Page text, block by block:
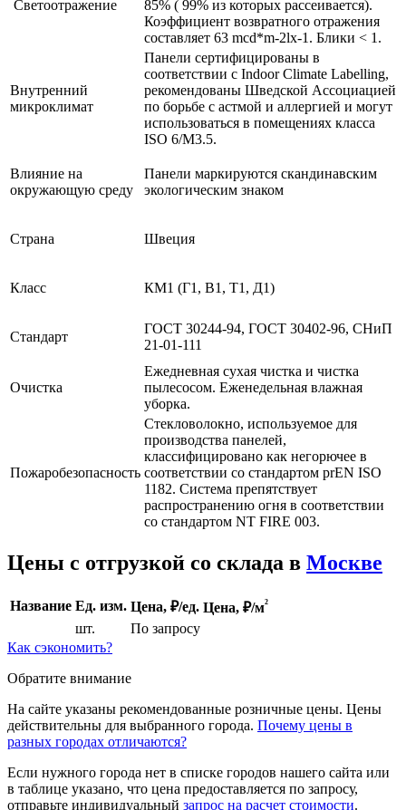
Светоотражение
85% ( 99% из которых рассеивается).
Коэффициент возвратного отражения
составляет 63 mcd*m-2lx-1. Блики < 1.
Внутренний
микроклимат
Панели сертифицированы в
соответствии с Indoor Climate Labelling,
рекомендованы Шведской Ассоциацией
по борьбе с астмой и аллергией и могут
использоваться в помещениях класса
ISO 6/M3.5.
Влияние на
окружающую среду
Панели маркируются скандинавским
экологическим знаком
Страна Швеция
Класс КМ1 (Г1, В1, Т1, Д1)
Стандарт
ГОСТ 30244-94, ГОСТ 30402-96, СНиП
21-01-111
Очистка
Ежедневная сухая чистка и чистка
пылесосом. Еженедельная влажная
уборка.
Пожаробезопасность
Cтекловолокно, используемое для
производства панелей,
классифицировано как негорючее в
соответствии со стандартом prEN ISO
1182. Система препятствует
распространению огня в соответствии
со стандартом NT FIRE 003.
Цены с отгрузкой со склада в Москве
Название Ед. изм. Цена, ₽/ед. Цена, ₽/м²
шт.
По запросу
Как сэкономить?
Обратите внимание
На сайте указаны рекомендованные розничные цены. Цены
действительны для выбранного города. Почему цены в
разных городах отличаются?
Если нужного города нет в списке городов нашего сайта или
в таблице указано, что цена предоставляется по запросу,
отправьте индивидуальный запрос на расчет стоимости.